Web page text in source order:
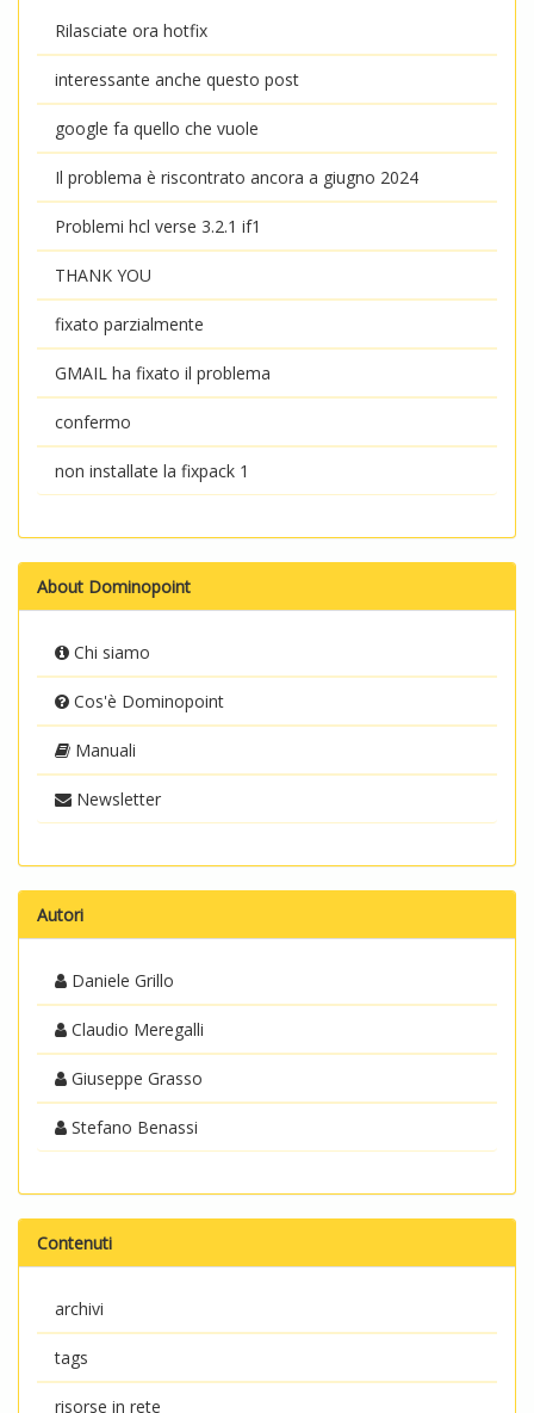
Rilasciate ora hotfix
interessante anche questo post
google fa quello che vuole
Il problema è riscontrato ancora a giugno 2024
Problemi hcl verse 3.2.1 if1
THANK YOU
fixato parzialmente
GMAIL ha fixato il problema
confermo
non installate la fixpack 1
About Dominopoint
Chi siamo
Cos'è Dominopoint
Manuali
Newsletter
Autori
Daniele Grillo
Claudio Meregalli
Giuseppe Grasso
Stefano Benassi
Contenuti
archivi
tags
risorse in rete